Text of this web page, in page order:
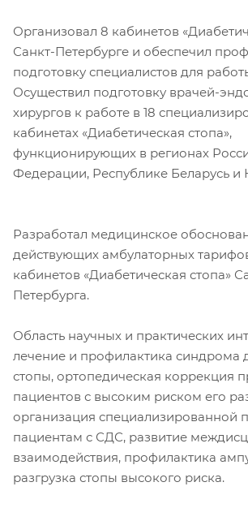
Организовал 8 кабинетов
Санкт-Петербурге и обеспечил
подготовку специалистов для
Осуществил подготовку врачей-
хирургов к работе в 18
кабинетах «Диабетическая стопа»,
функционирующих в регионах
Федерации, Республике Беларусь
Разработал медицинское
действующих амбулаторных
кабинетов «Диабетическая стопа»
Петербурга.
Область научных и практических
лечение и профилактика синдрома
стопы, ортопедическая коррекция
пациентов с высоким риском его
организация специализированной
пациентам с СДС, развитие
взаимодействия, профилактика
разгрузка стопы высокого риска.